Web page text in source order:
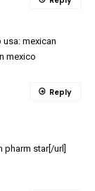
usa: mexican
mexico
star[/url]
Reply